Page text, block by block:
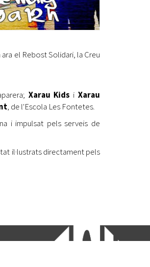
el Rebost Solidari, la Creu
Xarau Kids iXarau
, de l'Escola Les Fontetes.
i impulsat pels serveis de
il·lustrats directament pels